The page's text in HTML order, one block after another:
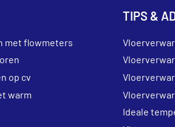
met flowmeters
op cv
warm
TIPS &
Ideale